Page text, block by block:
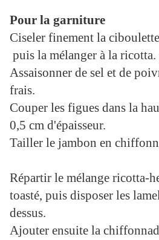
Pour la garniture
Ciseler finement la
puis la mélanger à la ricotta.
Assaisonner de sel et de
frais.
Couper les figues dans la
0,5 cm d'épaisseur.
Tailler le jambon en
Répartir le mélange ricotta-
toasté, puis disposer les
dessus.
Ajouter ensuite la